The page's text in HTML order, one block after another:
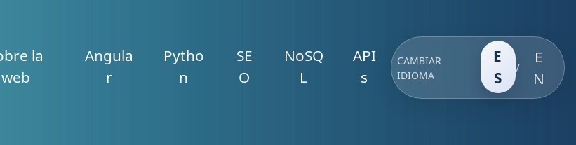
la
web
Angula
r
Pytho
n
SE
O
NoSQ
L
API
s
CAMBIAR
IDIOMA
E
S
/
E
N